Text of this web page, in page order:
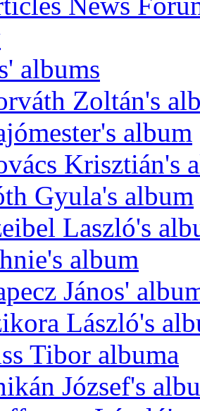
albums
Zoltán's
album
Krisztián's
Gyula's album
Laszló's
album
János'
László's
Tibor albuma
József's